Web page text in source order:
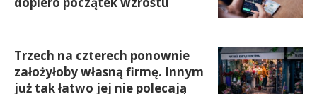
Trzech na czterech ponownie
założyłoby własną firmę. Innym
już tak łatwo jej nie polecają